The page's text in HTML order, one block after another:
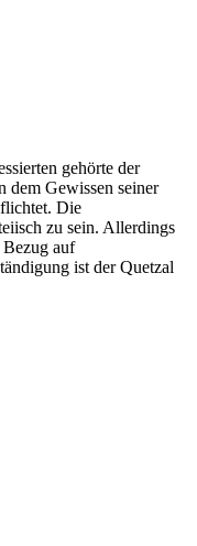
gehörte der
dem Gewissen seiner
Die
zu sein. Allerdings
auf
ist der Quetzal